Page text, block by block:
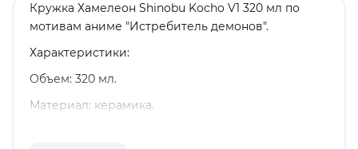
Кружка Хамелеон Shinobu Kocho V1 320 мл по
мотивам аниме "Истребитель демонов".
Характеристики:
Объем: 320 мл.
Материал: керамика.